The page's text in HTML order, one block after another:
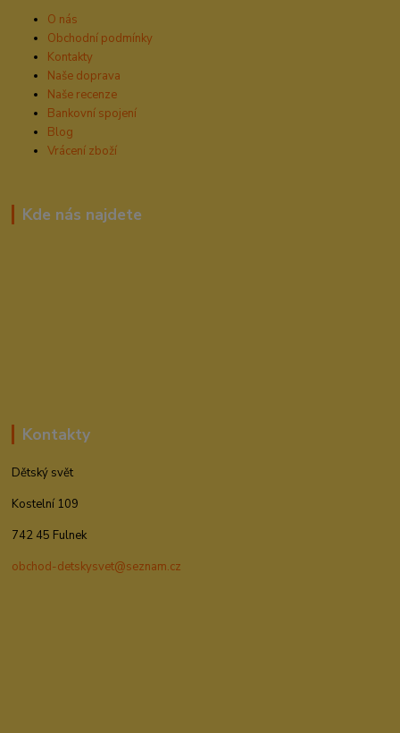
O nás
Obchodní podmínky
Kontakty
Naše doprava
Naše recenze
Bankovní spojení
Blog
Vrácení zboží
Kde nás najdete
Kontakty
Dětský svět
Kostelní 109
742 45 Fulnek
obchod-detskysvet@seznam.cz